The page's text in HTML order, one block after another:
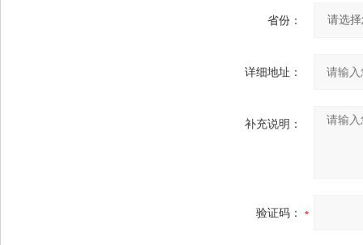
省份：
详细地址：
补充说明：
验证码：